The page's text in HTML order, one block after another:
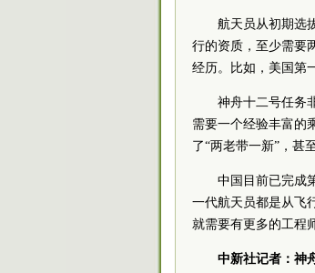
航天员从初期选
行的资质，至少需要
经历。比如，美国第
神舟十二号任务
需要一个经验丰富的
了“两老带一新”，甚
中国目前已完成
一代航天员都是从飞
就需要有更多的工程
中新社记者：神